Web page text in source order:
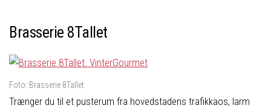
Brasserie 8Tallet
Foto: Brasserie 8Tallet
Trænger du til et pusterum fra hovedstadens trafikkaos, larm